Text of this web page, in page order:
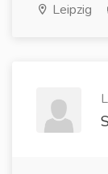
Leipzig